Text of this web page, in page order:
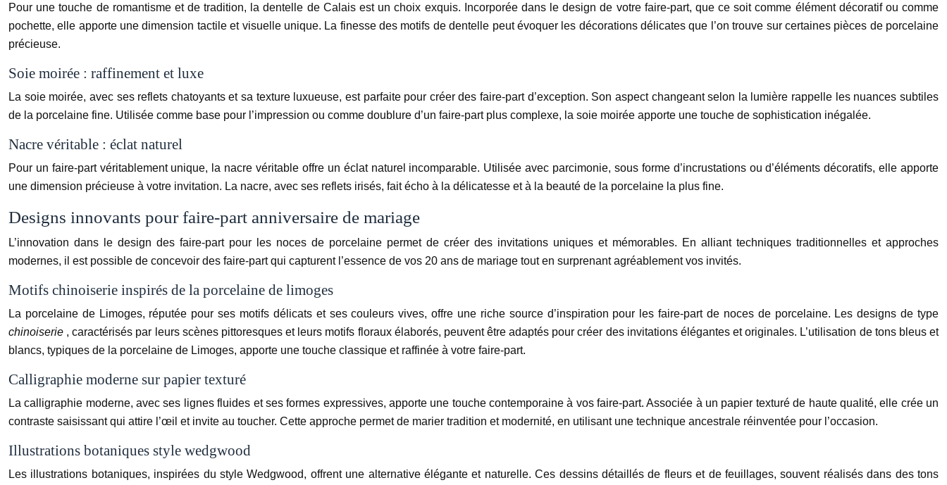
Pour une touche de romantisme et de tradition, la dentelle de Calais est un choix exquis. Incorporée dans le design de votre faire-part, que ce soit comme élément décoratif ou comme
pochette, elle apporte une dimension tactile et visuelle unique. La finesse des motifs de dentelle peut évoquer les décorations délicates que l’on trouve sur certaines pièces de porcelaine
précieuse.
Soie moirée : raffinement et luxe
La soie moirée, avec ses reflets chatoyants et sa texture luxueuse, est parfaite pour créer des faire-part d’exception. Son aspect changeant selon la lumière rappelle les nuances subtiles
de la porcelaine fine. Utilisée comme base pour l’impression ou comme doublure d’un faire-part plus complexe, la soie moirée apporte une touche de sophistication inégalée.
Nacre véritable : éclat naturel
Pour un faire-part véritablement unique, la nacre véritable offre un éclat naturel incomparable. Utilisée avec parcimonie, sous forme d’incrustations ou d’éléments décoratifs, elle apporte
une dimension précieuse à votre invitation. La nacre, avec ses reflets irisés, fait écho à la délicatesse et à la beauté de la porcelaine la plus fine.
Designs innovants pour faire-part anniversaire de mariage
L’innovation dans le design des faire-part pour les noces de porcelaine permet de créer des invitations uniques et mémorables. En alliant techniques traditionnelles et approches
modernes, il est possible de concevoir des faire-part qui capturent l’essence de vos 20 ans de mariage tout en surprenant agréablement vos invités.
Motifs chinoiserie inspirés de la porcelaine de limoges
La porcelaine de Limoges, réputée pour ses motifs délicats et ses couleurs vives, offre une riche source d’inspiration pour les faire-part de noces de porcelaine. Les designs de type
chinoiserie , caractérisés par leurs scènes pittoresques et leurs motifs floraux élaborés, peuvent être adaptés pour créer des invitations élégantes et originales. L’utilisation de tons bleus et
blancs, typiques de la porcelaine de Limoges, apporte une touche classique et raffinée à votre faire-part.
Calligraphie moderne sur papier texturé
La calligraphie moderne, avec ses lignes fluides et ses formes expressives, apporte une touche contemporaine à vos faire-part. Associée à un papier texturé de haute qualité, elle crée un
contraste saisissant qui attire l’œil et invite au toucher. Cette approche permet de marier tradition et modernité, en utilisant une technique ancestrale réinventée pour l’occasion.
Illustrations botaniques style wedgwood
Les illustrations botaniques, inspirées du style Wedgwood, offrent une alternative élégante et naturelle. Ces dessins détaillés de fleurs et de feuillages, souvent réalisés dans des tons